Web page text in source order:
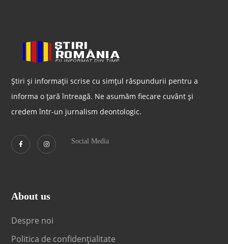
Știri și informații scrise cu simțul răspundurii pentru a
informa o țară întreagă. Ne asumăm fiecare cuvânt și
credem într-un jurnalism deontologic.
Social Media
About us
Despre noi
Politica de confidențialitate